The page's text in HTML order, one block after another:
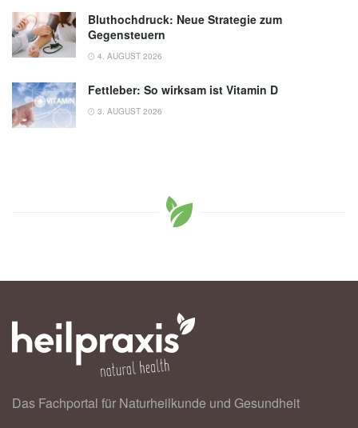
Bluthochdruck: Neue Strategie zum
Gegensteuern
4. AUGUST 2026
Fettleber: So wirksam ist Vitamin D
3. AUGUST 2026
Das Fachportal für Naturheilkunde und Gesundheit